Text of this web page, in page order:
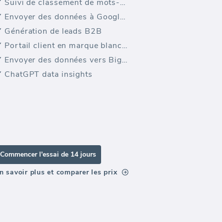
Suivi de classement de mots-clés
Envoyer des données à Google Sheets
Génération de leads B2B
Portail client en marque blanche
Envoyer des données vers BigQuery
ChatGPT data insights
Commencer l'essai de 14 jours
savoir plus et comparer les prix